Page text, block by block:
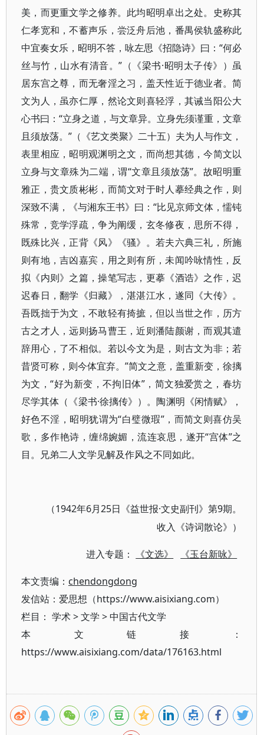
美，而更重文学之修养。此均昭明卓出之处。史称其
仁孝宽和，不蓄声乐，尝泛舟后池，番禺侯轨盛称此
中宜奏女乐，昭明不答，咏左思《招隐诗》曰：“何必
丝与竹，山水有清音。”（《梁书·昭明太子传》）虽
居东宫之尊，而无奢淫之习，盖天性近于德业者。简
文为人，虽亦仁厚，然论文则喜轻浮，其诫当阳公大
心书曰：“立身之道，与文章异。立身先须谨重，文章
且须放荡。”（《艺文类聚》二十五）夫为人与作文，
表里相应，昭明观渊明之文，而尚想其德，今简文以
立身与文章殊为二端，谓“文章且须放荡”。故昭明重
雅正，贵文质彬彬，而简文对于时人摹经典之作，则
深致不满，《与湘东王书》曰：“比见京师文体，懦钝
殊常，竞学浮疏，争为阐缓，玄冬修夜，思所不得，
既殊比兴，正背《风》《骚》。若夫六典三礼，所施
则有地，吉凶嘉宾，用之则有所，未闻吟咏情性，反
拟《内则》之篇，操笔写志，更摹《酒诰》之作，迟
迟春日，翻学《归藏》，湛湛江水，遂同《大传》。
吾既拙于为文，不敢轻有掎摭，但以当世之作，历方
古之才人，远则扬马曹王，近则潘陆颜谢，而观其遣
辞用心，了不相似。若以今文为是，则古文为非；若
昔贤可称，则今体宜弃。”简文之意，盖重新变，徐摛
为文，“好为新变，不拘旧体”，简文独爱赏之，春坊
尽学其体（《梁书·徐摛传》）。陶渊明《闲情赋》，
好色不淫，昭明犹谓为“白璧微瑕”，而简文则喜仿吴
歌，多作艳诗，缠绵婉媚，流连哀思，遂开“宫体”之
目。兄弟二人文学见解及作风之不同如此。
（1942年6月25日《益世报·文史副刊》第9期。
收入《诗词散论》）
进入专题： 《文选》 《玉台新咏》
本文责编： chendongdong
发信站：爱思想（https://www.aisixiang.com）
栏目： 学术>文学 >中国古代文学
本文链接：
https://www.aisixiang.com/data/176163.html